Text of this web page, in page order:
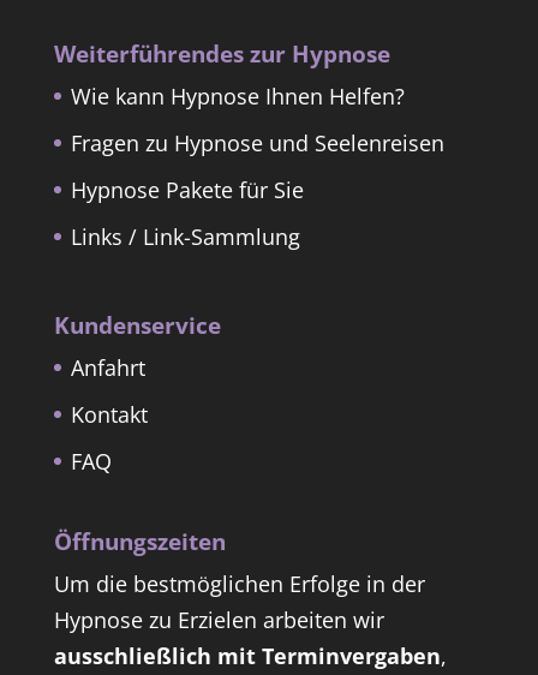
Weiterführendes zur Hypnose
Wie kann Hypnose Ihnen Helfen?
Fragen zu Hypnose und Seelenreisen
Hypnose Pakete für Sie
Links / Link-Sammlung
Kundenservice
Anfahrt
Kontakt
FAQ
Öffnungszeiten
Um die bestmöglichen Erfolge in der
Hypnose zu Erzielen arbeiten wir
ausschließlich mit Terminvergaben,